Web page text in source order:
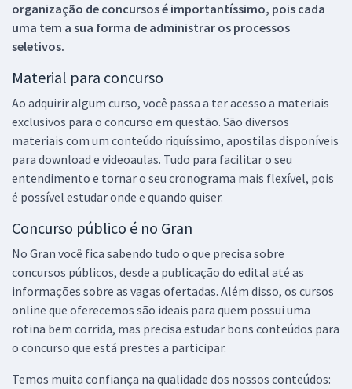
organização de concursos é importantíssimo, pois cada
uma tem a sua forma de administrar os processos
seletivos.
Material para concurso
Ao adquirir algum curso, você passa a ter acesso a materiais
exclusivos para o concurso em questão. São diversos
materiais com um conteúdo riquíssimo, apostilas disponíveis
para download e videoaulas. Tudo para facilitar o seu
entendimento e tornar o seu cronograma mais flexível, pois
é possível estudar onde e quando quiser.
Concurso público é no Gran
No Gran você fica sabendo tudo o que precisa sobre
concursos públicos, desde a publicação do edital até as
informações sobre as vagas ofertadas. Além disso, os cursos
online que oferecemos são ideais para quem possui uma
rotina bem corrida, mas precisa estudar bons conteúdos para
o concurso que está prestes a participar.
Temos muita confiança na qualidade dos nossos conteúdos: